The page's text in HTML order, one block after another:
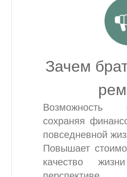
Зачем
Возможность
сохраняя
повседневной
Повышает
качество